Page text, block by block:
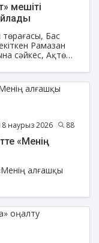
мешіті
Бас
Рамазан
сәйкес, Ақтөбе
наурыз 2026 88
«Менің
алғашқы